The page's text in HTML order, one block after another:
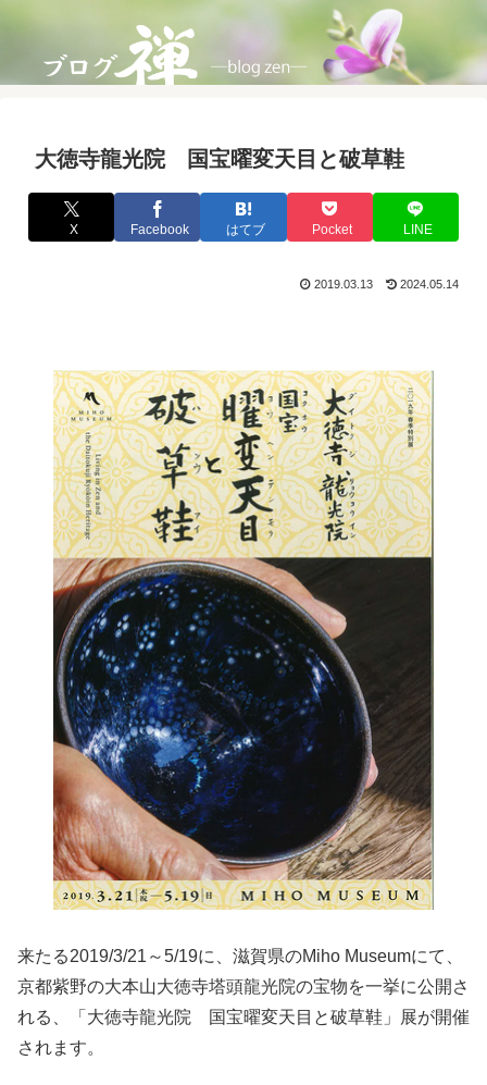
大徳寺龍光院 国宝曜変天目と破草鞋
X Facebook はてブ Pocket LINE
2019.03.13 2024.05.14
来たる2019/3/21～5/19に、滋賀県のMiho Museumにて、
京都紫野の大本山大徳寺塔頭龍光院の宝物を一挙に公開さ
れる、「大徳寺龍光院 国宝曜変天目と破草鞋」展が開催
されます。